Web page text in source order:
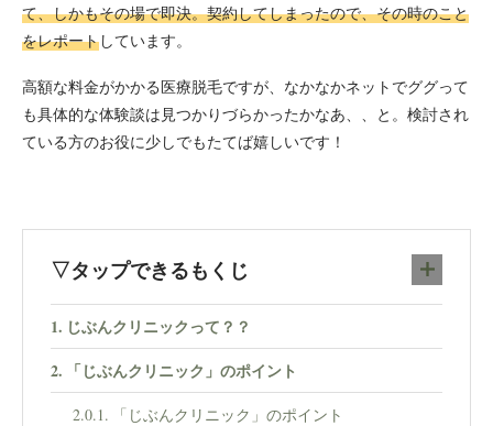
て、しかもその場で即決。契約してしまったので、その時のこと
をレポートしています。
高額な料金がかかる医療脱毛ですが、なかなかネットでググって
も具体的な体験談は見つかりづらかったかなあ、、と。検討され
ている方のお役に少しでもたてば嬉しいです！
▽タップできるもくじ
じぶんクリニックって？？
「じぶんクリニック」のポイント
「じぶんクリニック」のポイント